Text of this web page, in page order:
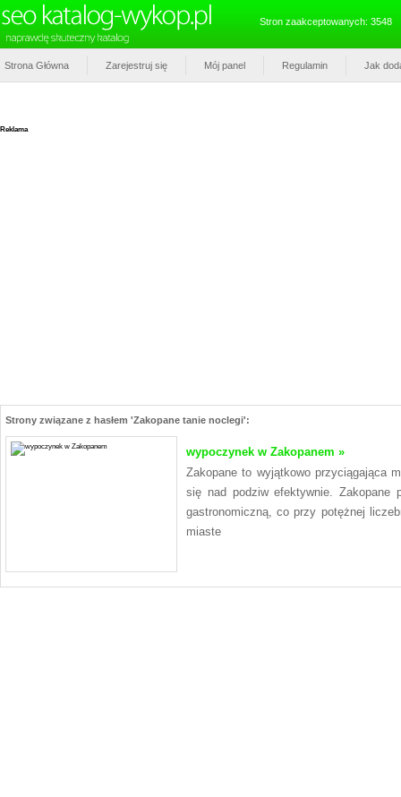
Stron zaakceptowanych: 3548
Strona Główna Zarejestruj się Mój panel Regulamin Jak
Reklama
Strony związane z hasłem 'Zakopane tanie noclegi':
wypoczynek w Zakopanem »
Zakopane to wyjątkowo przyciągająca
się nad podziw efektywnie. Zakopane
gastronomiczną, co przy potężnej
miaste